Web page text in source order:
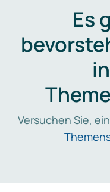
Es
Versuchen Sie,